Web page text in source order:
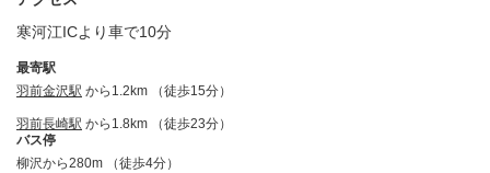
寒河江ICより車で10分
最寄駅
羽前金沢駅 から1.2km （徒歩15分）
羽前長崎駅 から1.8km （徒歩23分）
バス停
柳沢から280m （徒歩4分）